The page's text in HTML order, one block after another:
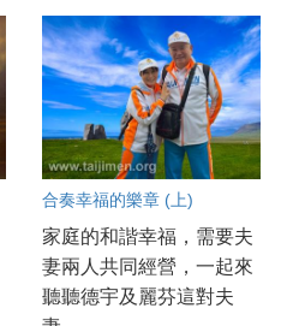
合奏幸福的樂章 (上)
家庭的和諧幸福，需要夫
妻兩人共同經營，一起來
聽聽德宇及麗芬這對夫